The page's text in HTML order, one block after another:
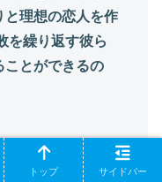
と理想の恋人を作
を繰り返す彼ら
ことができるの
トップ サイドバー